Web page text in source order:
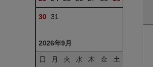
30 31
2026年9月
日 月 火 水 木 金 土